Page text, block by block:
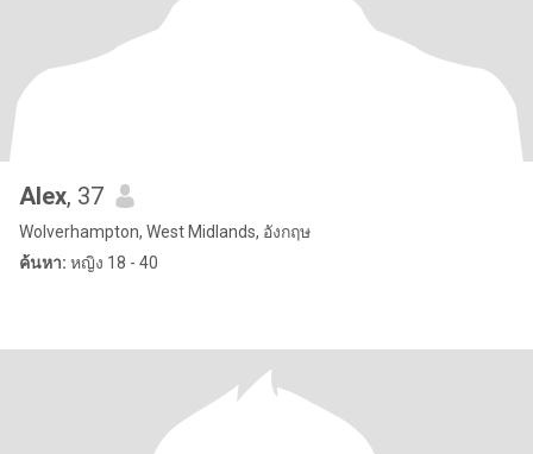
Alex, 37
Wolverhampton, West Midlands, อังกฤษ
ค้นหา: หญิง 18 - 40